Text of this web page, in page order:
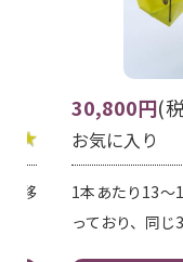
48輪程度にな